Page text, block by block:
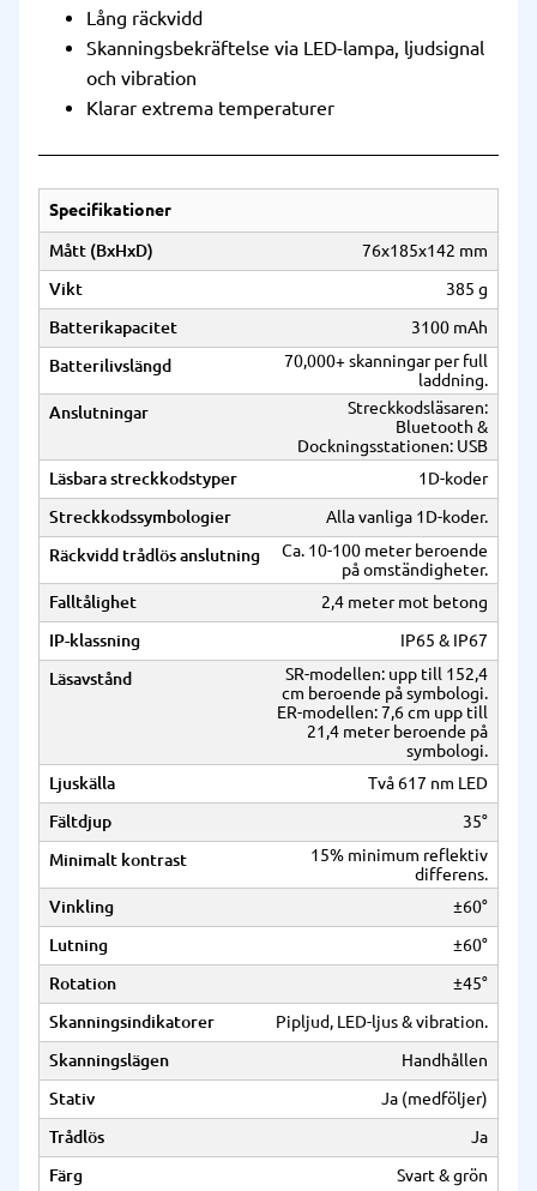
Lång räckvidd
Skanningsbekräftelse via LED-lampa, ljudsignal
och vibration
Klarar extrema temperaturer
Specifikationer
Mått (BxHxD)
76x185x142 mm
Vikt
385 g
Batterikapacitet
3100 mAh
Batterilivslängd
70,000+ skanningar per full
laddning.
Anslutningar
Streckkodsläsaren:
Bluetooth &
Dockningsstationen: USB
Läsbara streckkodstyper
1D-koder
Streckkodssymbologier
Alla vanliga 1D-koder.
Räckvidd trådlös anslutning
Ca. 10-100 meter beroende
på omständigheter.
Falltålighet
2,4 meter mot betong
IP-klassning
IP65 & IP67
Läsavstånd
SR-modellen: upp till 152,4
cm beroende på symbologi.
ER-modellen: 7,6 cm upp till
21,4 meter beroende på
symbologi.
Ljuskälla
Två 617 nm LED
Fältdjup
35°
Minimalt kontrast
15% minimum reflektiv
differens.
Vinkling
±60°
Lutning
±60°
Rotation
±45°
Skanningsindikatorer
Pipljud, LED-ljus & vibration.
Skanningslägen
Handhållen
Stativ
Ja (medföljer)
Trådlös
Ja
Färg
Svart & grön